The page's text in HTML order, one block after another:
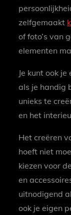
zelfgemaakt
of foto’s van
elementen
Je kunt ook
als je handig
unieks te
en het
Het creëren
hoeft niet
kiezen voor
en
uitnodigend
ook je eigen